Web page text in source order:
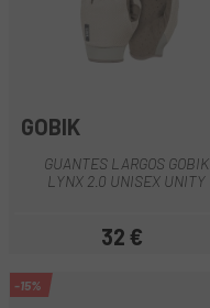
GOBIK
GUANTES LARGOS GOBIK
LYNX 2.0 UNISEX UNITY
Precio
32 €
-15%